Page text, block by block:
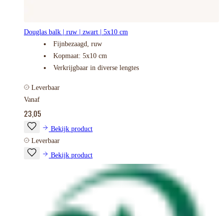
Douglas balk | ruw | zwart | 5x10 cm
Fijnbezaagd, ruw
Kopmaat: 5x10 cm
Verkrijgbaar in diverse lengtes
Leverbaar
Vanaf
23,05
Bekijk product
Leverbaar
Bekijk product